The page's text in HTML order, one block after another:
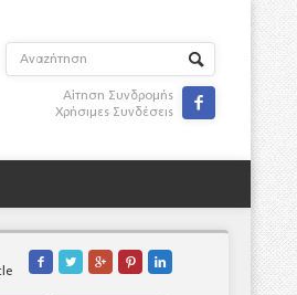
Αίτηση Συνδρομής
Χρήσιμες Συνδέσεις

    